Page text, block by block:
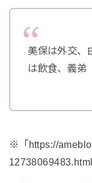
美保は外交、
は飲食、義
※「https://